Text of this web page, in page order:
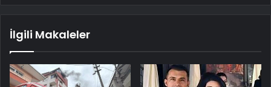
İlgili Makaleler